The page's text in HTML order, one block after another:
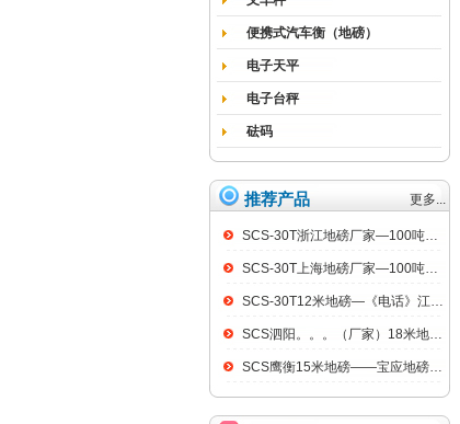
便携式汽车衡（地磅）
电子天平
电子台秤
砝码
推荐产品 更多...
SCS-30T浙江地磅厂家—100吨汽车衡
SCS-30T上海地磅厂家—100吨汽车衡
SCS-30T12米地磅—《电话》江阴100吨地磅
SCS泗阳。。。（厂家）18米地磅（低价）
SCS鹰衡15米地磅——宝应地磅销售点